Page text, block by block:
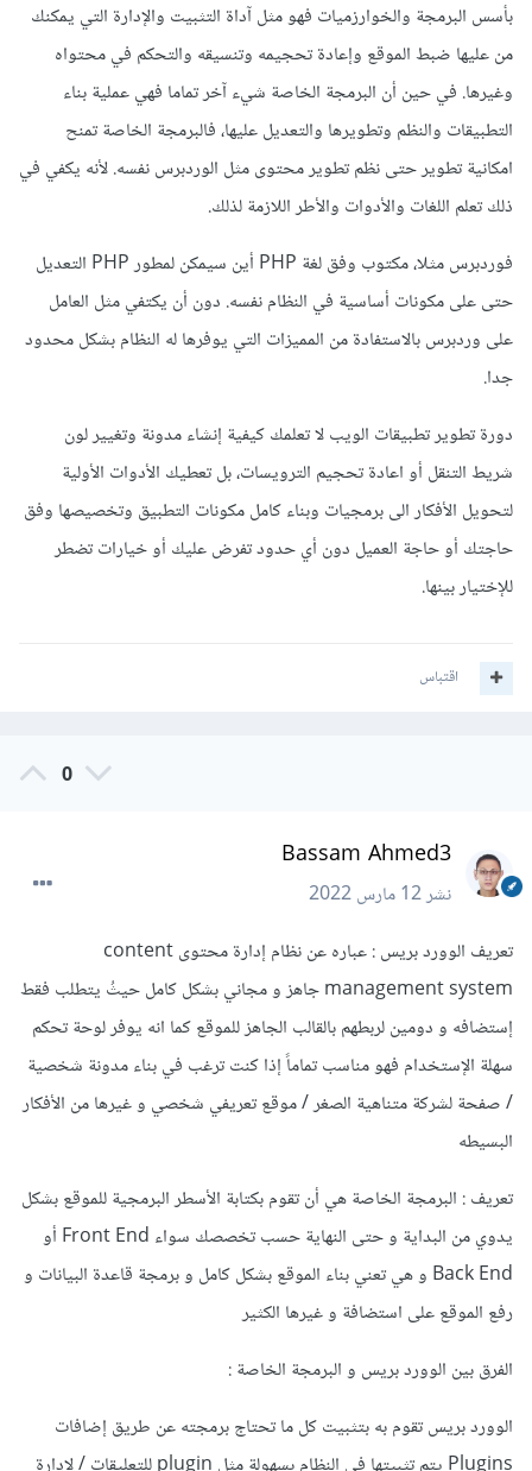
بأسس البرمجة والخوارزميات فهو مثل آداة التثبيت والإدارة التي يمكنك
من عليها ضبط الموقع وإعادة تحجيمه وتنسيقه والتحكم في محتواه
وغيرها. في حين أن البرمجة الخاصة شيء آخر تماما فهي عملية بناء
التطبيقات والنظم وتطويرها والتعديل عليها، فالبرمجة الخاصة تمنح
امكانية تطوير حتى نظم تطوير محتوى مثل الوردبرس نفسه. لأنه يكفي في
ذلك تعلم اللغات والأدوات والأطر اللازمة لذلك.
فوردبرس مثلا، مكتوب وفق لغة PHP أين سيمكن لمطور PHP التعديل
حتى على مكونات أساسية في النظام نفسه. دون أن يكتفي مثل العامل
على وردبرس بالاستفادة من المميزات التي يوفرها له النظام بشكل محدود
جدا.
دورة تطوير تطبيقات الويب لا تعلمك كيفية إنشاء مدونة وتغيير لون
شريط التنقل أو اعادة تحجيم الترويسات، بل تعطيك الأدوات الأولية
لتحويل الأفكار الى برمجيات وبناء كامل مكونات التطبيق وتخصيصها وفق
حاجتك أو حاجة العميل دون أي حدود تفرض عليك أو خيارات تضطر
للإختيار بينها.
اقتباس
0
Bassam Ahmed3
نشر12 مارس 2022
تعريف الوورد بريس : عباره عن نظام إدارة محتوى content
management system جاهز و مجاني بشكل كامل حيثُ يتطلب فقط
إستضافه و دومين لربطهم بالقالب الجاهز للموقع كما انه يوفر لوحة تحكم
سهلة الإستخدام فهو مناسب تماماً إذا كنت ترغب في بناء مدونة شخصية
/ صفحة لشركة متناهية الصغر / موقع تعريفي شخصي و غيرها من الأفكار
البسيطه
تعريف : البرمجة الخاصة هي أن تقوم بكتابة الأسطر البرمجية للموقع بشكل
يدوي من البداية و حتى النهاية حسب تخصصك سواء Front End أو
Back End و هي تعني بناء الموقع بشكل كامل و برمجة قاعدة البيانات و
رفع الموقع على استضافة و غيرها الكثير
الفرق بين الوورد بريس و البرمجة الخاصة :
الوورد بريس تقوم به بتثبيت كل ما تحتاج برمجته عن طريق إضافات